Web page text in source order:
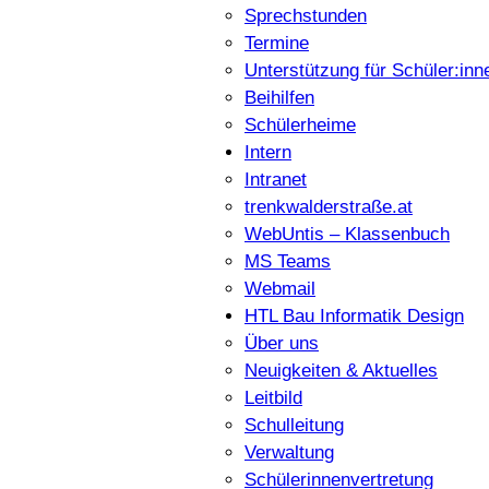
Sprechstunden
Termine
Unterstützung für
Beihilfen
Schülerheime
Intern
Intranet
trenkwalderstraße.at
WebUntis – Klassenbuch
MS Teams
Webmail
HTL Bau Informatik Design
Über uns
Neuigkeiten & Aktuelles
Leitbild
Schulleitung
Verwaltung
Schülerinnenvertretung